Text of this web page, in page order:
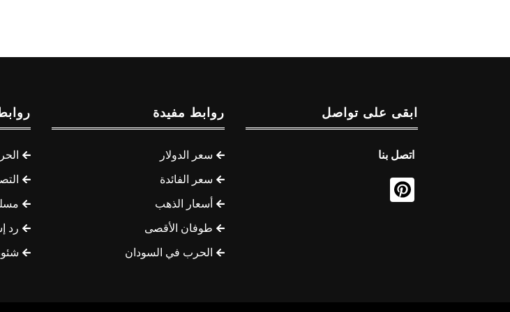
ابقى على تواصل
اتصل بنا
روابط مفيدة
سعر الدولار
سعر الفائدة
أسعار الذهب
طوفان الأقصى
الحرب في السودان
رد